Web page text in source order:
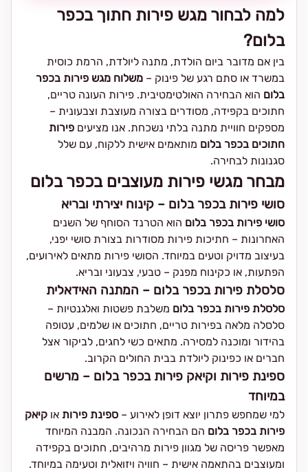
למה לבחור מגש פירות חתוך בכפר
בלום?
בין אם מדובר ביום הולדת, מתנה ליולדת, הרמת כוסית
במשרד או סתם רגע של פינוק – משלוח מגש פירות בכפר
בלום הוא הבחירה האולטימטיבית. פירות העונה טריים,
חתוכים בקפידה, מסודרים בצורה מעוצבת וצבעונית –
מספקים חוויית מתנה בלתי נשכחת. אנו מציעים פירות
חתוכים בכפר בלום מותאמים אישית ללקוח, עם שלל
סגנונות לבחירה.
מבחר מגשי פירות מעוצבים בכפר בלום
סושי פירות בכפר בלום – קינוח יצירתי ובריא
סושי פירות בכפר בלום הוא הטרנד הסוחף של השנים
האחרונות – חתיכות פירות מסודרות בצורת סושי יפני,
בעיצוב מדויק וטעים במיוחד. הסושי פירות מתאים לאירועים,
הפתעות, או כקינוח מפנק – טבעי, צבעוני ובריא.
סלסלת פירות בכפר בלום – המתנה האידאלית
סלסלת פירות בכפר בלום משלבת פשטות ואלגנטיות –
סלסלה מלאה בפירות טריים, חתוכים או שלמים, עטופה
בהידור ומוכנה למסירה. מתאים כשי לחגים, לביקור אצל
חברים או כפינוק ליולדת בבית החולים הקרוב.
ספינת פירות וקיאק פירות בכפר בלום – מרשים
במיוחד
למי שמחפש פתרון יוצא דופן לאירוע – ספינת פירות או קיאק
פירות בכפר בלום הם הבחירה הנכונה. המבנה המיוחד
מאפשר פריסה של מגוון פירות מרהיבים, חתוכים בקפידה
ומעוצבים בהתאמה אישית – חוויה ויזואלית וטעימה במיוחד.